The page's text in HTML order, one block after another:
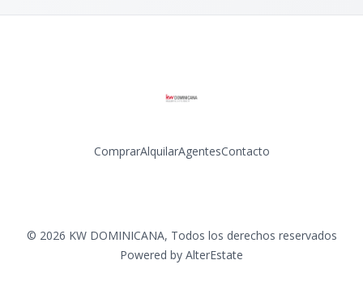
ComprarAlquilarAgentesContacto
© 2026 KW DOMINICANA, Todos los derechos reservados
Powered by AlterEstate